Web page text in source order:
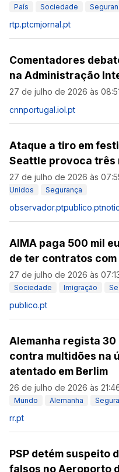
País Sociedade
rtp.ptcmjornal.pt
Comentadores
na Administração
27 de julho de 2026 às
cnnportugal.iol.pt
Ataque a tiro em
Seattle provoca três
27 de julho de 2026 às
Unidos
Segurança
observador.ptpublico.pt
AIMA paga 500 mil
de ter contratos
27 de julho de 2026 às
Sociedade Imigração
publico.pt
Alemanha regista 30
contra multidões na
atentado em Berlim
26 de julho de 2026 às
Mundo Alemanha
rr.pt
PSP detém suspeito
falsos no Aeroporto